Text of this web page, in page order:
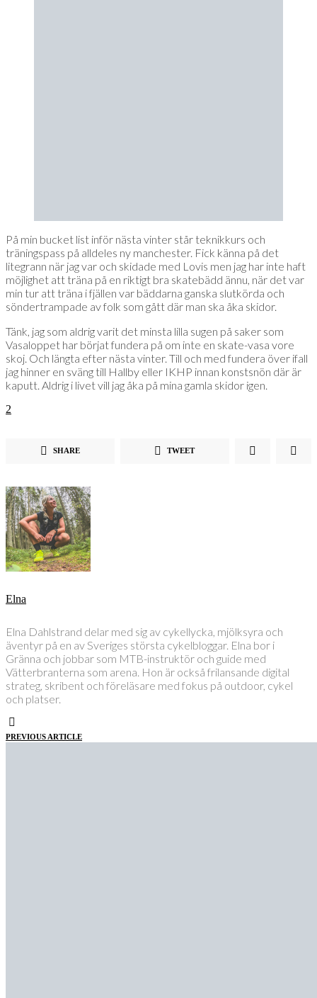
På min bucket list inför nästa vinter står teknikkurs och
träningspass på alldeles ny manchester. Fick känna på det
litegrann när jag var och skidade med Lovis men jag har inte haft
möjlighet att träna på en riktigt bra skatebädd ännu, när det var
min tur att träna i fjällen var bäddarna ganska slutkörda och
söndertrampade av folk som gått där man ska åka skidor.
Tänk, jag som aldrig varit det minsta lilla sugen på saker som
Vasaloppet har börjat fundera på om inte en skate-vasa vore
skoj. Och längta efter nästa vinter. Till och med fundera över ifall
jag hinner en sväng till Hallby eller IKHP innan konstsnön där är
kaputt. Aldrig i livet vill jag åka på mina gamla skidor igen.
2
SHARE TWEET
Elna
Elna Dahlstrand delar med sig av cykellycka, mjölksyra och
äventyr på en av Sveriges största cykelbloggar. Elna bor i
Gränna och jobbar som MTB-instruktör och guide med
Vätterbranterna som arena. Hon är också frilansande digital
strateg, skribent och föreläsare med fokus på outdoor, cykel
och platser.
PREVIOUS ARTICLE